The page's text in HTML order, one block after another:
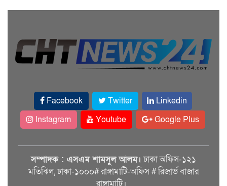
Facebook Twitter
Linkedin
Instagram
Youtube Google Plus
সম্পাদক : এসএম শামসুল আলম। ঢাকা অফিস-১২১
মতিঝিল, ঢাকা-১০০০# রাঙ্গামাটি-অফিস # রিজার্ভ বাজার